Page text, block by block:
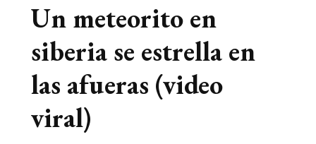
Un meteorito en
siberia se estrella en
las afueras (video
viral)